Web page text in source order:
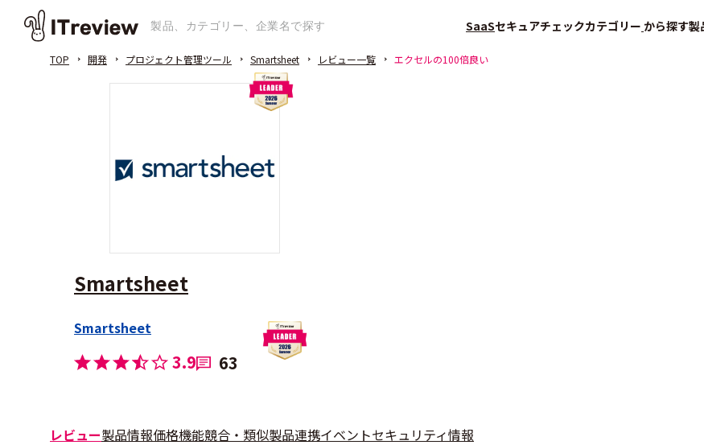
SaaSセキュアチェックカテゴリー から探す製
TOP 開発 プロジェクト管理ツール Smartsheet レビュー一覧 エクセルの100倍良い
Smartsheet
Smartsheet
3.9 63
レビュー製品情報価格機能競合・類似製品連携イベントセキュリティ情報